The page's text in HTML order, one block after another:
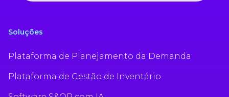
Soluções
Plataforma de Planejamento da Demanda
Plataforma de Gestão de Inventário